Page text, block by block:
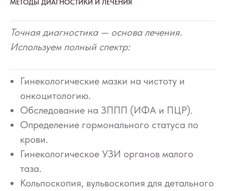
МЕТОДЫ ДИАГНОСТИКИ И ЛЕЧЕНИЯ
Точная диагностика — основа лечения.
Используем полный спектр:
Гинекологические мазки на чистоту и
онкоцитологию.
Обследование на ЗППП (ИФА и ПЦР).
Определение гормонального статуса по
крови.
Гинекологическое УЗИ органов малого
таза.
Кольпоскопия, вульвоскопия для детального